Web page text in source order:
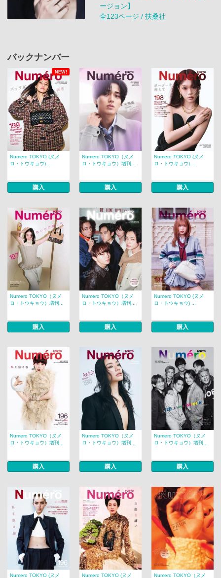
ージョン】
全123ページ / 扶桑社
バックナンバー
NEW!
Numero TOKYO (ヌメ
ロ・トウキョウ) ...
購入
Numero TOKYO（ヌメ
ロ・トウキョウ）増刊...
購入
Numero TOKYO (ヌメ
ロ・トウキョウ) ...
購入
Numero TOKYO（ヌメ
ロ・トウキョウ）増刊...
購入
Numero TOKYO（ヌメ
ロ・トウキョウ）増刊...
購入
Numero TOKYO (ヌメ
ロ・トウキョウ) ...
購入
Numero TOKYO（ヌメ
ロ・トウキョウ）増刊...
購入
Numero TOKYO（ヌメ
ロ・トウキョウ）増刊...
購入
Numero TOKYO（ヌメ
ロ・トウキョウ）増刊...
購入
Numero TOKYO (ヌメ Numero TOKYO (ヌメ Numero TOKYO（ヌメ